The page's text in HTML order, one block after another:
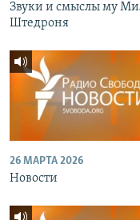
Звуки и смыслы му
Штедроня
26 МАРТА 2026
Новости